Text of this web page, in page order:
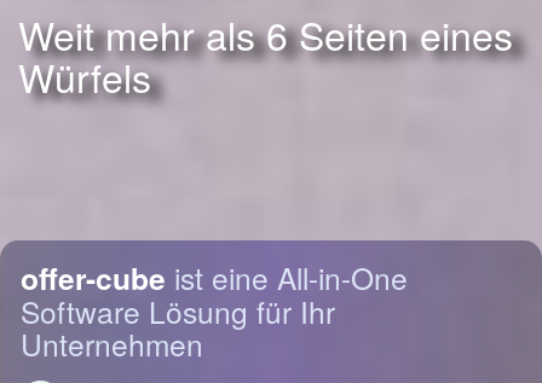
Weit mehr als 6 Seiten eines
Würfels
offer-cube ist eine All-in-One
Software Lösung für Ihr
Unternehmen